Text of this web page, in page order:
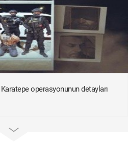
operasyonunun detayları